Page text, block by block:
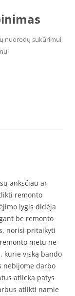
nuorodų sukūrimui,
anksčiau ar
remonto
lygis didėja
be remonto
norisi pritaikyti
metu ne
kurie viską bando
nebijome darbo
atlieka patys
atlikti namie